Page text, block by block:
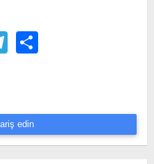
Telegram
edin